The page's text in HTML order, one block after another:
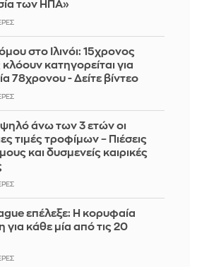
των ΗΠΑ»
στο Ιλινόι: 15χρονος
κατηγορείται για
78χρονου - Δείτε βίντεο
άνω των 3 ετών οι
τιμές τροφίμων – Πιέσεις
και δυσμενείς καιρικές
επέλεξε: Η κορυφαία
κάθε μία από τις 20